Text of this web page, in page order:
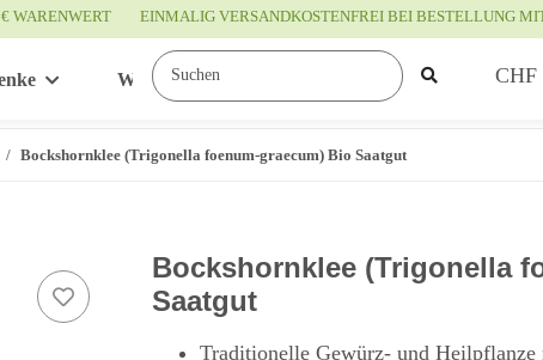
WARENWERT EINMALIG VERSANDKOSTENFREI BEI BESTELLUNG
CHF
Wissenswertes
Bockshornklee (Trigonella foenum-graecum) Bio Saatgut
Bockshornklee (Trigonella
Saatgut
Traditionelle Gewürz- und Heilpflanze